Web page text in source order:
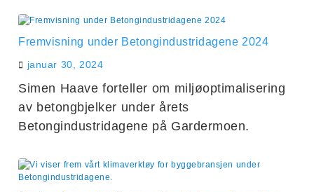
Fremvisning under Betongindustridagene 2024
januar 30, 2024
Simen Haave forteller om miljøoptimalisering
av betongbjelker under årets
Betongindustridagene på Gardermoen.